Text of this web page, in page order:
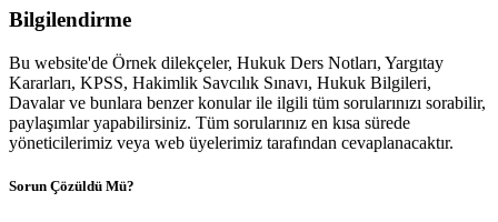
Bilgilendirme
Bu website'de Örnek dilekçeler, Hukuk Ders Notları, Yargıtay
Kararları, KPSS, Hakimlik Savcılık Sınavı, Hukuk Bilgileri,
Davalar ve bunlara benzer konular ile ilgili tüm sorularınızı sorabilir,
paylaşımlar yapabilirsiniz. Tüm sorularınız en kısa sürede
yöneticilerimiz veya web üyelerimiz tarafından cevaplanacaktır.
Sorun Çözüldü Mü?